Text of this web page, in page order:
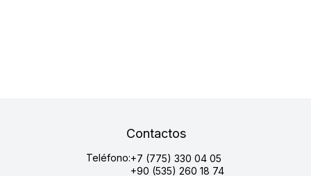
+7 (775) 330 04 05
+90 (535) 260 18 74
Teléfono:
Contactos